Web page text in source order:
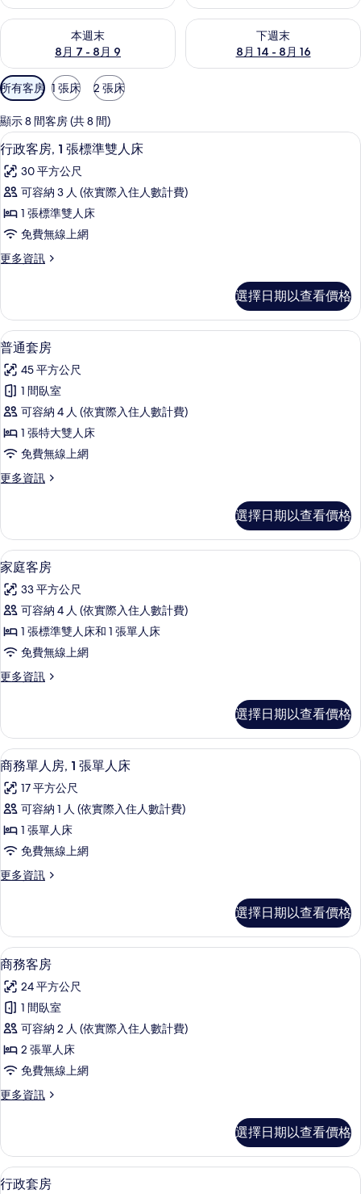
本週末
8月 7 - 8月 9
查看本週末 (8月 7 - 8月 9) 的供應情況
下週末
8月 14 - 8月 16
查看下週末 (8月 14 - 8月 16)
可
用
的
客
房
篩
選
條
所有客房 1 張床 2 張床
顯示 8 間客房 (共 8 間)
顯
示
行
政
客
房,
1
標
準
雙
人
床
的
所
有
相
行政客房, 1 張標準雙人床 | 低過敏寢
6
行政客房, 1 張標準雙人床
30 平方公尺
可容納 3 人 (依實際入住人數計費)
1 張標準雙人床
免費無線上網
更多資訊
更
客
房,
1
張
標
準
人
床
的
詳
情
選擇日期以查看價格
顯
示
普
通
套
房
的
所
相
片
普通套房 | 低過敏寢具、迷你吧、客
5
普通套房
45 平方公尺
1 間臥室
可容納 4 人 (依實際入住人數計費)
1 張特大雙人床
免費無線上網
更多資訊
更
套
房
的
詳
情
選擇日期以查看價格
顯
示
家
庭
客
房
的
有
相
片
家庭客房 | 低過敏寢具、迷你吧、客
4
家庭客房
33 平方公尺
可容納 4 人 (依實際入住人數計費)
1 張標準雙人床和 1 張單人床
免費無線上網
更多資訊
更
客
房
的
情
選擇日期以查看價格
顯
示
商
務
單
人
房,
張
單
人
床
的
所
有
相
片
低過敏寢具、迷你吧、客房內保險箱、
6
商務單人房, 1 張單人床
17 平方公尺
可容納 1 人 (依實際入住人數計費)
1 張單人床
免費無線上網
更多資訊
更
單
人
房,
張
單
床
的
詳
情
選擇日期以查看價格
顯
示
商
務
客
房
的
所
相
片
低過敏寢具、迷你吧、客房內保險箱、
6
商務客房
24 平方公尺
1 間臥室
可容納 2 人 (依實際入住人數計費)
2 張單人床
免費無線上網
更多資訊
更
客
房
的
選擇日期以查看價格
顯
行政套房 | 低過敏寢具、迷你吧、客
4
行政套房